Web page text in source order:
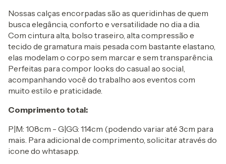
Nossas calças encorpadas são as queridinhas de quem
busca elegância, conforto e versatilidade no dia a dia.
Com cintura alta, bolso traseiro, alta compressão e
tecido de gramatura mais pesada com bastante elastano,
elas modelam o corpo sem marcar e sem transparência.
Perfeitas para compor looks do casual ao social,
acompanhando você do trabalho aos eventos com
muito estilo e praticidade.
Comprimento total:
P|M: 108cm - G|GG: 114cm (podendo variar até 3cm para
mais. Para adicional de comprimento, solicitar através do
icone do whtasapp.